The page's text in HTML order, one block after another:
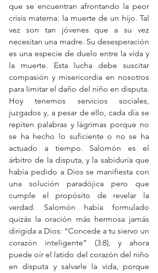
que se encuentran afrontando la peor
crisis materna: la muerte de un hijo. Tal
vez son tan jóvenes que a su vez
necesitan una madre. Su desesperación
es una especie de duelo entre la vida y
la muerte. Esta lucha debe suscitar
compasión y misericordia en nosotros
para limitar el daño del niño en disputa.
Hoy tenemos servicios sociales,
juzgados y, a pesar de ello, cada día se
repiten palabras y lágrimas porque no
se ha hecho lo suficiente o no se ha
actuado a tiempo. Salomón es el
árbitro de la disputa, y la sabiduría que
había pedido a Dios se manifiesta con
una solución paradójica pero que
cumple el propósito de revelar la
verdad. Salomón había formulado
quizás la oración más hermosa jamás
dirigida a Dios: “Concede a tu siervo un
corazón inteligente” (3:8), y ahora
puede oír el latido del corazón del niño
en disputa y salvarle la vida, porque